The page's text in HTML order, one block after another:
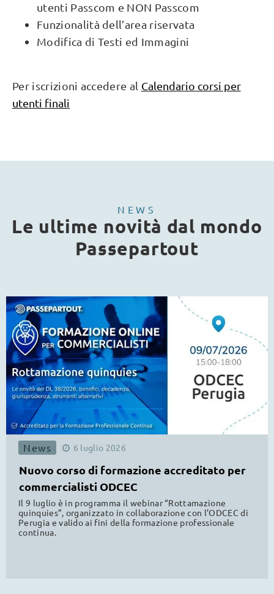
utenti Passcom e NON Passcom
Funzionalità dell’area riservata
Modifica di Testi ed Immagini
Per iscrizioni accedere al Calendario corsi per
utenti finali
NEWS
Le ultime novità dal mondo
Passepartout
News 6 luglio 2026
Nuovo corso di formazione accreditato per
commercialisti ODCEC
Il 9 luglio è in programma il webinar “Rottamazione
quinquies”, organizzato in collaborazione con l’ODCEC di
Perugia e valido ai fini della formazione professionale
continua.